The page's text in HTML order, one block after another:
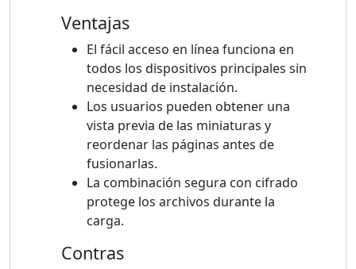
Ventajas
El fácil acceso en línea funciona en
todos los dispositivos principales sin
necesidad de instalación.
Los usuarios pueden obtener una
vista previa de las miniaturas y
reordenar las páginas antes de
fusionarlas.
La combinación segura con cifrado
protege los archivos durante la
carga.
Contras